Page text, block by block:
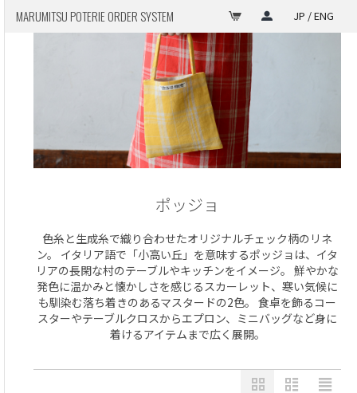
MARUMITSU POTERIE ORDER SYSTEM JP / ENG
ポッジョ
色糸と生成糸で織り合わせたオリジナルチェック柄のリネ
ン。 イタリア語で「小高い丘」を意味するポッジョは、イタ
リアの長閑な村のテーブルやキッチンをイメージ。 鮮やかな
発色に温かみと懐かしさを感じるスカーレット、寒い気候に
も馴染む落ち着きのあるマスタードの2色。 食卓を飾るコー
スターやテーブルクロスからエプロン、ミニバッグなど身に
着けるアイテムまで広く展開。